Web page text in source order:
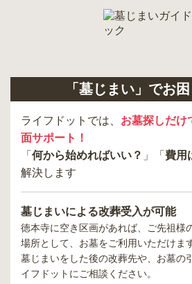
「墓じまい」でお
ライフドットでは、 お墓探しだけ
面サポート！
「 何から始めればいい？ 」「 費用
解決します
墓じまいによる改葬受入が可能
徳本寺に空き区画があれば、ご先祖様
場所として、お墓をご利用いただけます
墓じまいをした後の改葬先や、お墓の
イフドットにご相談ください。